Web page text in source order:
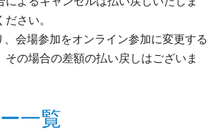
さい。
会場参加をオンライン参加に変更する
その場合の差額の払い戻しはございま
一覧